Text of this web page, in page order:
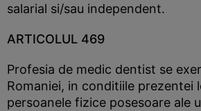
salarial si/sau independent.
ARTICOLUL 469
Profesia de medic dentist se
Romaniei, in conditiile prezentei
persoanele fizice posesoare ale